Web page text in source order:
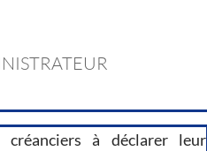
à déclarer leur